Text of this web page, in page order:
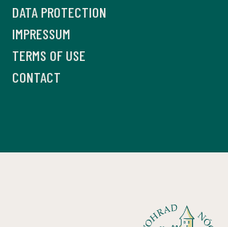
DATA PROTECTION
IMPRESSUM
TERMS OF USE
CONTACT